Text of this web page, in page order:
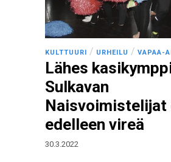
KULTTUURI / URHEILU / VAPAA-
Lähes
Sulkavan
Naisvoimistelijat
edelleen vireä
30.3.2022